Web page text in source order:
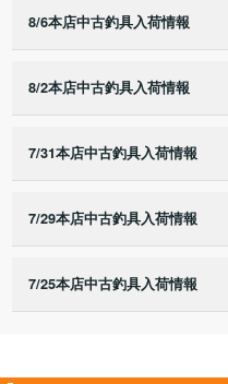
8/6本店中古釣具入荷情報
8/2本店中古釣具入荷情報
7/31本店中古釣具入荷情報
7/29本店中古釣具入荷情報
7/25本店中古釣具入荷情報